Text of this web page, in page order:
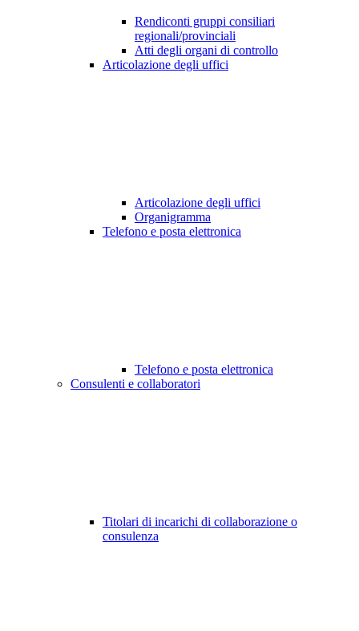
Rendiconti gruppi consiliari
regionali/provinciali
Atti degli organi di controllo
Articolazione degli uffici
Articolazione degli uffici
Organigramma
Telefono e posta elettronica
Telefono e posta elettronica
Consulenti e collaboratori
Titolari di incarichi di collaborazione o
consulenza